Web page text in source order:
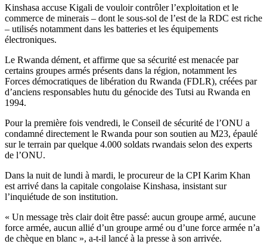
Kinshasa accuse Kigali de vouloir contrôler l’exploitation et le
commerce de minerais – dont le sous-sol de l’est de la RDC est riche
– utilisés notamment dans les batteries et les équipements
électroniques.
Le Rwanda dément, et affirme que sa sécurité est menacée par
certains groupes armés présents dans la région, notamment les
Forces démocratiques de libération du Rwanda (FDLR), créées par
d’anciens responsables hutu du génocide des Tutsi au Rwanda en
1994.
Pour la première fois vendredi, le Conseil de sécurité de l’ONU a
condamné directement le Rwanda pour son soutien au M23, épaulé
sur le terrain par quelque 4.000 soldats rwandais selon des experts
de l’ONU.
Dans la nuit de lundi à mardi, le procureur de la CPI Karim Khan
est arrivé dans la capitale congolaise Kinshasa, insistant sur
l’inquiétude de son institution.
« Un message très clair doit être passé: aucun groupe armé, aucune
force armée, aucun allié d’un groupe armé ou d’une force armée n’a
de chèque en blanc », a-t-il lancé à la presse à son arrivée.